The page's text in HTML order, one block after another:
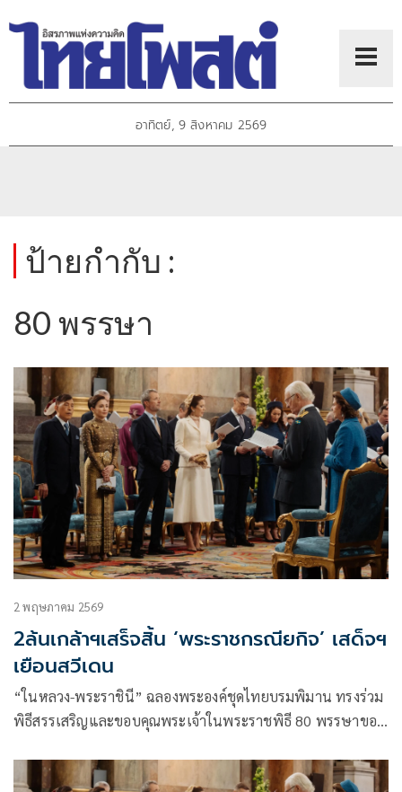
อาทิตย์, 9 สิงหาคม 2569
ป้ายกำกับ :
80 พรรษา
2 พฤษภาคม 2569
2ล้นเกล้าฯเสร็จสิ้น ‘พระราชกรณียกิจ’ เสด็จฯ
เยือนสวีเดน
“ในหลวง-พระราชินี” ฉลองพระองค์ชุดไทยบรมพิมาน ทรงร่วม
พิธีสรรเสริญและขอบคุณพระเจ้าในพระราชพิธี 80 พรรษาของ